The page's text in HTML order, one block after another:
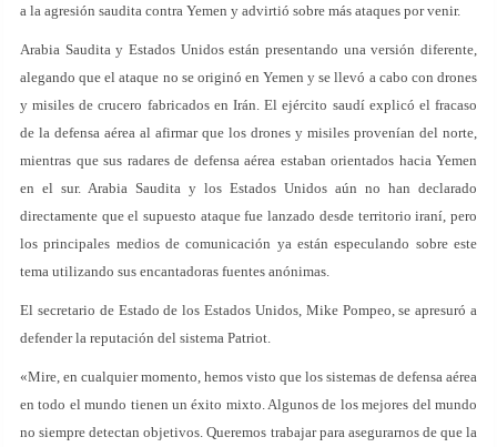
a la agresión saudita contra Yemen y advirtió sobre más ataques por venir.
Arabia Saudita y Estados Unidos están presentando una versión diferente,
alegando que el ataque no se originó en Yemen y se llevó a cabo con drones
y misiles de crucero fabricados en Irán. El ejército saudí explicó el fracaso
de la defensa aérea al afirmar que los drones y misiles provenían del norte,
mientras que sus radares de defensa aérea estaban orientados hacia Yemen
en el sur. Arabia Saudita y los Estados Unidos aún no han declarado
directamente que el supuesto ataque fue lanzado desde territorio iraní, pero
los principales medios de comunicación ya están especulando sobre este
tema utilizando sus encantadoras fuentes anónimas.
El secretario de Estado de los Estados Unidos, Mike Pompeo, se apresuró a
defender la reputación del sistema Patriot.
«Mire, en cualquier momento, hemos visto que los sistemas de defensa aérea
en todo el mundo tienen un éxito mixto. Algunos de los mejores del mundo
no siempre detectan objetivos. Queremos trabajar para asegurarnos de que la